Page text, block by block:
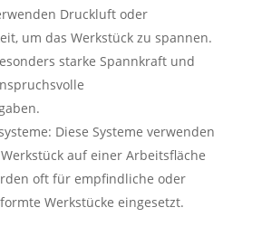
Druckluft oder
um das Werkstück zu spannen.
starke Spannkraft und
Diese Systeme verwenden
auf einer Arbeitsfläche
oft für empfindliche oder
Werkstücke eingesetzt.